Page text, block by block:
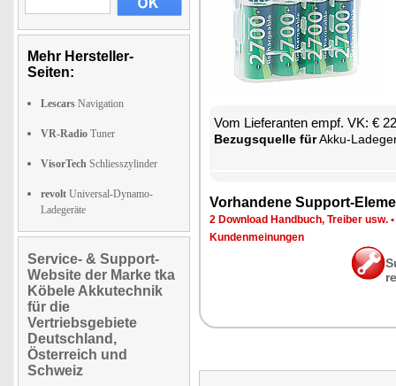
Mehr Hersteller-
Seiten:
Lescars Navigation
VR-Radio Tuner
VisorTech Schliesszylinder
revolt Universal-Dynamo-
Ladegeräte
Service- & Support-
Website der Marke tka
Köbele Akkutechnik
für die
Vertriebsgebiete
Deutschland,
Österreich und
Schweiz
Vom Lie­fe­ran­ten empf. VK: €
Be­zugs­quel­le fürAk­ku-
Vor­han­de­ne Sup­port-
2 Down­load Hand­buch, Trei­ber usw. •
Kun­den­mei­nun­gen